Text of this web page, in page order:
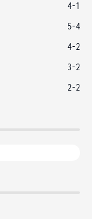
4-1
5-4
4-2
3-2
2-2